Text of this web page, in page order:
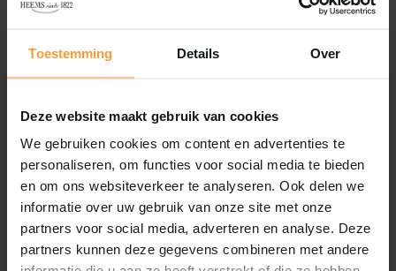
Toestemming Details Over
Deze website maakt gebruik van cookies
We gebruiken cookies om content en advertenties te
personaliseren, om functies voor social media te bieden
en om ons websiteverkeer te analyseren. Ook delen we
informatie over uw gebruik van onze site met onze
partners voor social media, adverteren en analyse. Deze
partners kunnen deze gegevens combineren met andere
Esve
Topping superfood
papaya knaagdier
de Boon
Wilgentakken bosje